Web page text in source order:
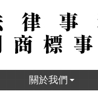
關於我們